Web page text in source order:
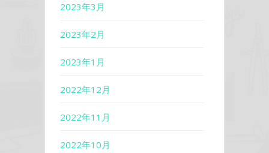
2023年3月
2023年2月
2023年1月
2022年12月
2022年11月
2022年10月